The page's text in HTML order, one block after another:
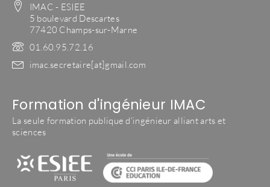
IMAC - ESIEE
5 boulevard Descartes
77420 Champs-sur-Marne
01.60.95.72.16
imac.secretaire[at]gmail.com
Formation d'ingénieur IMAC
La seule formation publique d'ingénieur alliant arts et
sciences